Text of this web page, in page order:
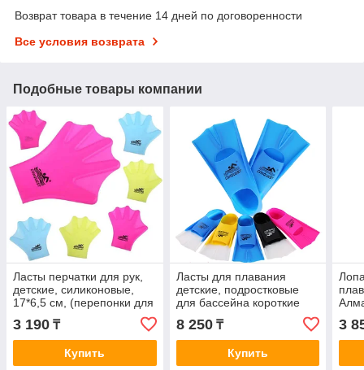
Возврат товара в течение 14 дней по договоренности
Все условия возврата
Подобные товары компании
Ласты перчатки для рук,
детские, силиконовые,
17*6,5 см, (перепонки для
плавания) Сonquest
3 190 ₸
Купить
Ласты для плавания
детские, подростковые
для бассейна короткие
силиконовые
тренировочные Conquest
8 250₸
Купить
3